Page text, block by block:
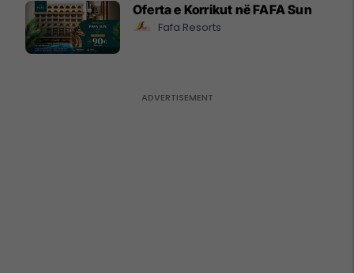
Oferta e Korrikut në FAFA Sun
Fafa Resorts